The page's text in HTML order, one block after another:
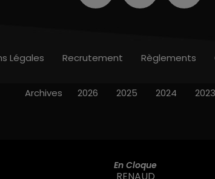
En Cloque
RENAUD
Légales Recrutement Règlements
Archives 2026 2025 2024 2023